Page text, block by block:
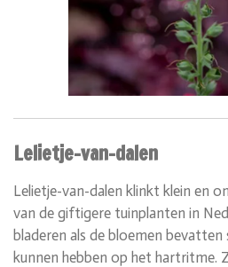
Lelietje-van-dalen
Lelietje-van-dalen klinkt klein en
van de giftigere tuinplanten in
bladeren als de bloemen
kunnen hebben op het hartritme.